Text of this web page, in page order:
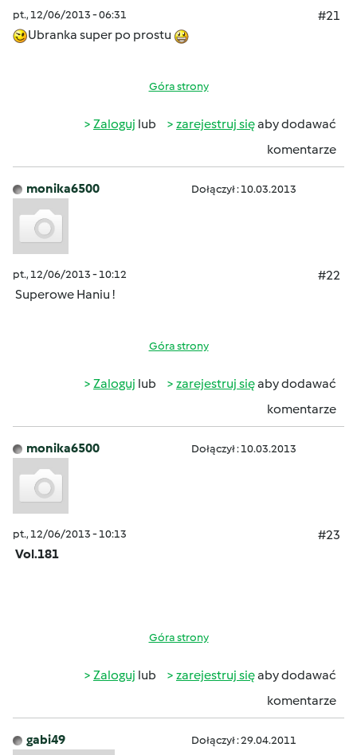
pt., 12/06/2013 - 06:31
#21
Ubranka super po prostu
Góra strony
Zaloguj lub zarejestruj sięaby dodawać
komentarze
monika6500 Dołączył : 10.03.2013
pt., 12/06/2013 - 10:12
#22
Superowe Haniu !
Góra strony
Zaloguj lub zarejestruj sięaby dodawać
komentarze
monika6500 Dołączył : 10.03.2013
pt., 12/06/2013 - 10:13
#23
Vol.181
Góra strony
Zaloguj lub zarejestruj sięaby dodawać
komentarze
gabi49 Dołączył : 29.04.2011